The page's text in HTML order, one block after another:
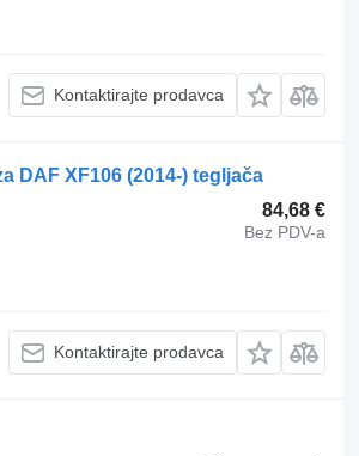
Kontaktirajte prodavca
DAF XF106 (2014-) tegljača
84,68 €
Bez PDV-a
Kontaktirajte prodavca